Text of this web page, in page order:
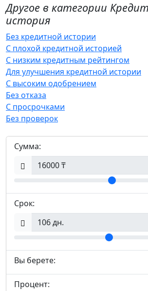
Другое в категории
история
Без кредитной истории
С плохой кредитной историей
С низким кредитным рейтингом
Для улучшения кредитной истории
С высоким одобрением
Без отказа
С просрочками
Без проверок
Сумма:
Срок:
Вы берете:
Процент: